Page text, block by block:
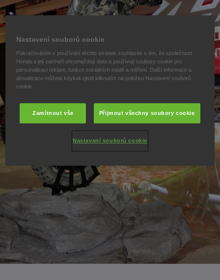
Nastavení souborů cookie
Pokračováním v používání těchto stránek souhlasíte s tím, že společnost
Honda a její partneři shromažďují data a používají soubory cookie pro
personalizaci reklam, funkce sociálních médií a měření. Další informace a
aktualizace můžete kdykoli zjistit kliknutím na položku Nastavení souborů
cookie
Zamítnout vše Přijmout všechny soubory cookie
Nastavení souborů cookie